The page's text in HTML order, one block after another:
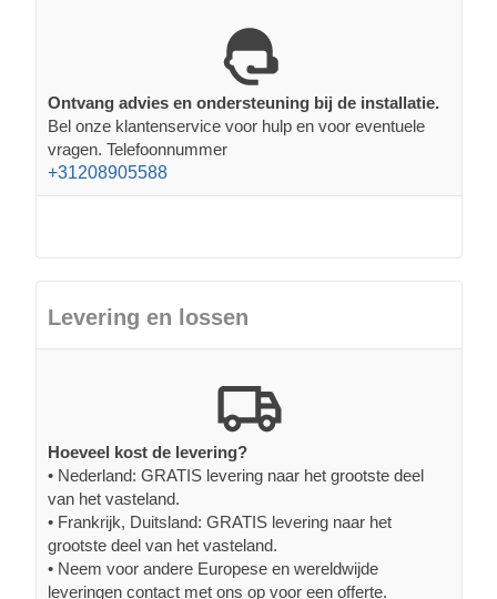
Ontvang advies en ondersteuning bij de installatie.
Bel onze klantenservice voor hulp en voor eventuele
vragen. Telefoonnummer
+31208905588
Levering en lossen
Hoeveel kost de levering?
• Nederland: GRATIS levering naar het grootste deel
van het vasteland.
• Frankrijk, Duitsland: GRATIS levering naar het
grootste deel van het vasteland.
• Neem voor andere Europese en wereldwijde
leveringen contact met ons op voor een offerte.